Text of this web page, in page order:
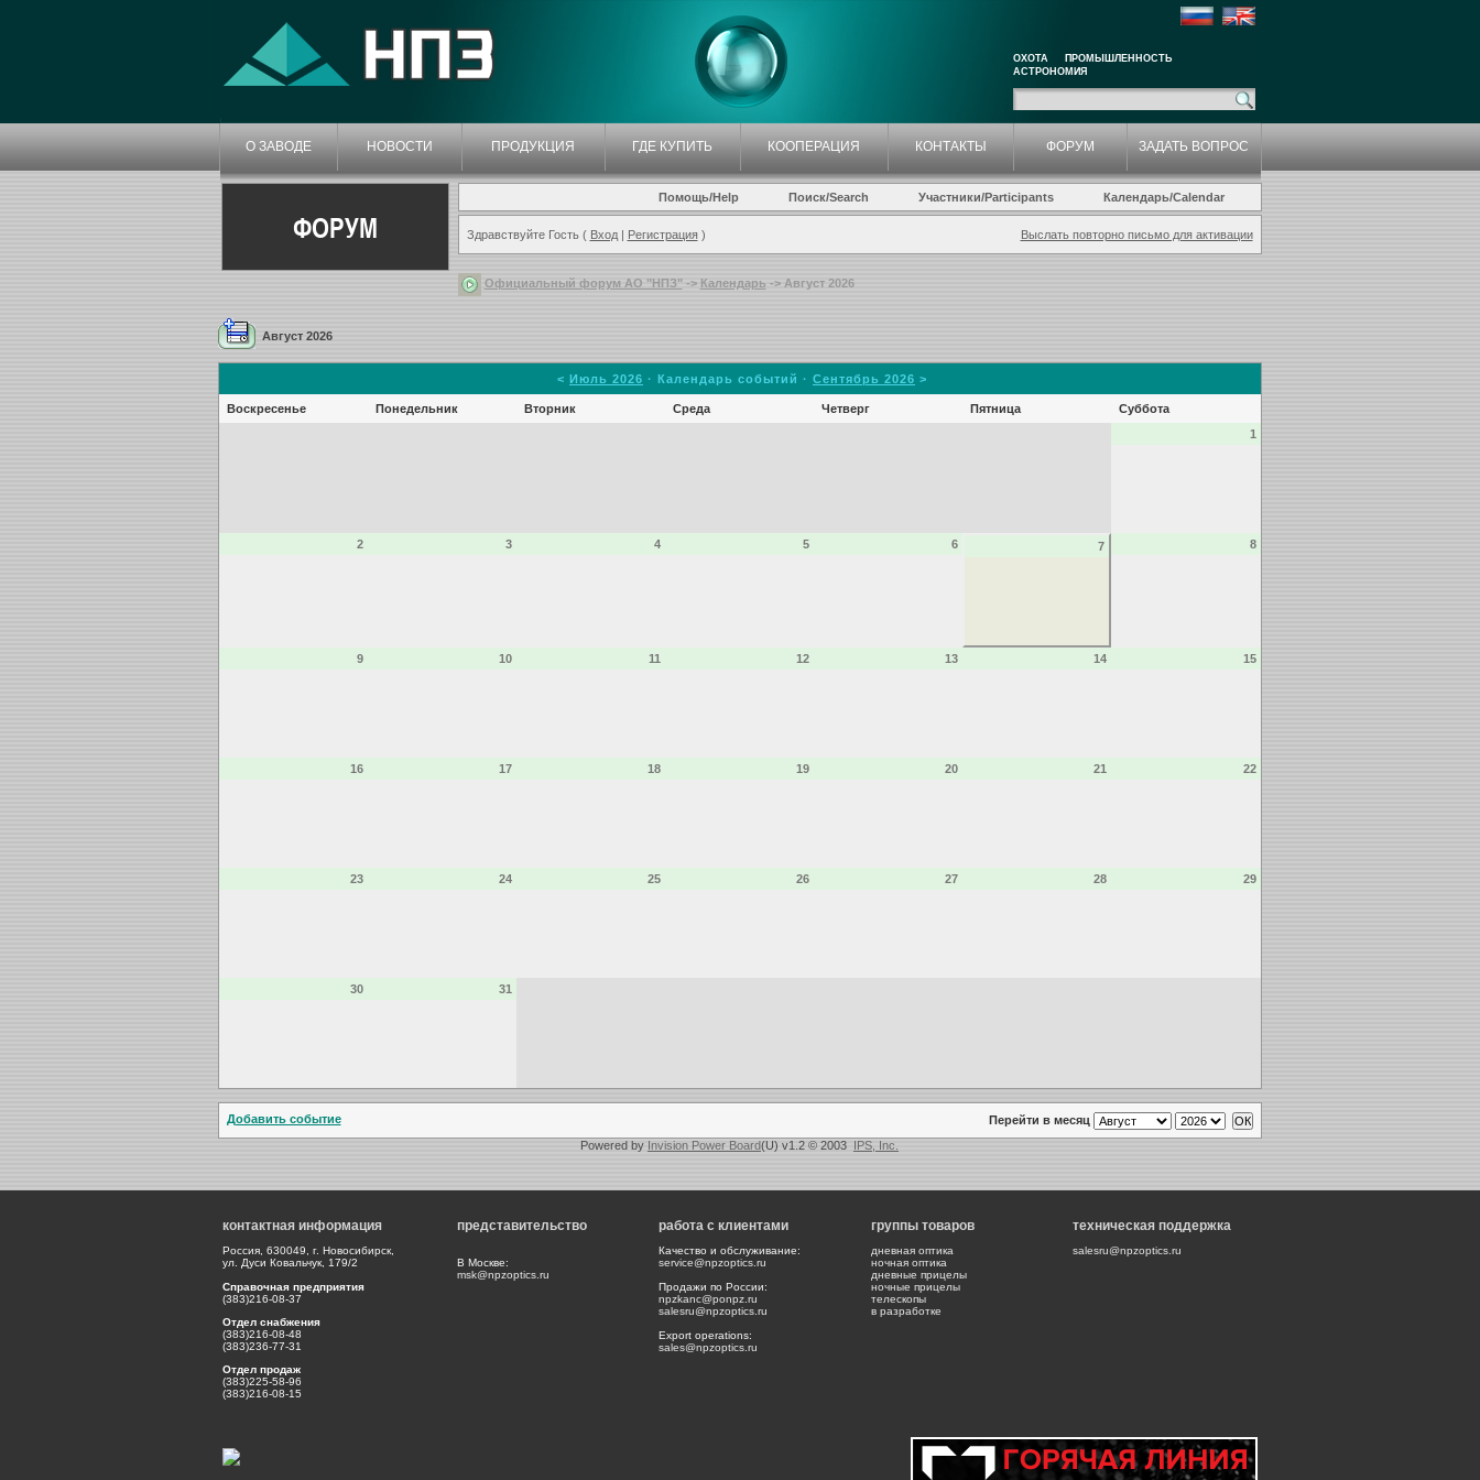
ОХОТА
ПРОМЫШЛЕННОСТЬ
АСТРОНОМИЯ
О ЗАВОДЕ НОВОСТИ ПРОДУКЦИЯ ГДЕ КУПИТЬ КООПЕРАЦИЯ КОНТАКТЫ ФОРУМ ЗАДАТЬ ВОПРОС
ФОРУМ
Помощь/Help Поиск/Search Участники/Participants Календарь/Calendar
Здравствуйте Гость ( Вход| Регистрация) Выслать повторно письмо для активации
Официальный форум АО "НПЗ"-> Календарь -> Август 2026
Август 2026
< Июль 2026 · Календарь событий · Сентябрь 2026 >
Воскресенье Понедельник Вторник Среда Четверг Пятница
Суббота
1
2 3 4 5 6 7 8
9 10 11 12 13 14 15
16 17 18 19 20 21 22
23 24 25 26 27 28 29
30 31
Добавить событие
Перейти в месяц
Powered by Invision Power Board(U) v1.2 © 2003 IPS, Inc.
контактная информация
Россия, 630049, г. Новосибирск,
ул. Дуси Ковальчук, 179/2
Справочная предприятия
(383)216-08-37
Отдел снабжения
(383)216-08-48
(383)236-77-31
Отдел продаж
(383)225-58-96
(383)216-08-15
представительство
В Москве:
msk@npzoptics.ru
работа с клиентами
Качество и обслуживание:
service@npzoptics.ru
Продажи по России:
npzkanc@ponpz.ru
salesru@npzoptics.ru
Export operations:
sales@npzoptics.ru
группы товаров
дневная оптика
ночная оптика
дневные прицелы
ночные прицелы
телескопы
в разработке
техническая поддержка
salesru@npzoptics.ru